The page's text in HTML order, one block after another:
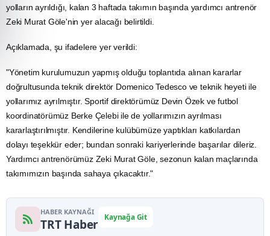
yolların ayrıldığı, kalan 3 haftada takımın başında yardımcı antrenör
Zeki Murat Göle'nin yer alacağı belirtildi.
Açıklamada, şu ifadelere yer verildi:
"Yönetim kurulumuzun yapmış olduğu toplantıda alınan kararlar
doğrultusunda teknik direktör Domenico Tedesco ve teknik heyeti ile
yollarımız ayrılmıştır. Sportif direktörümüz Devin Özek ve futbol
koordinatörümüz Berke Çelebi ile de yollarımızın ayrılması
kararlaştırılmıştır. Kendilerine kulübümüze yaptıkları katkılardan
dolayı teşekkür eder; bundan sonraki kariyerlerinde başarılar dileriz.
Yardımcı antrenörümüz Zeki Murat Göle, sezonun kalan maçlarında
takımımızın başında sahaya çıkacaktır."
HABER KAYNAĞI
TRT Haber Kaynağa Git